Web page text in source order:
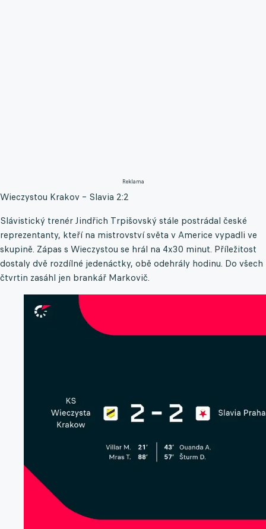
Reklama
Wieczystou Krakov – Slavia 2:2
Slávistický trenér Jindřich Trpišovský stále postrádal české
reprezentanty, kteří na mistrovství světa v Americe vypadli ve
skupině. Zápas s Wieczystou se hrál na 4x30 minut. Příležitost
dostaly dvě rozdílné jedenáctky, obě odehrály hodinu. Do všech
čtvrtin zasáhl jen brankář Markovič.